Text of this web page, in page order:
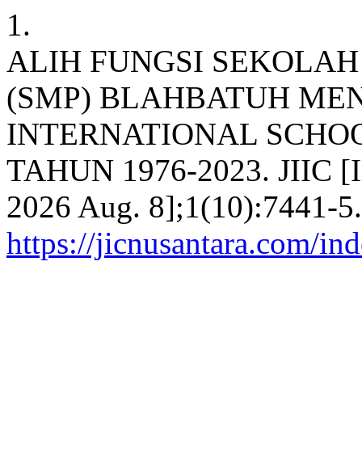
1.
ALIH FUNGSI
(SMP) BLAHBATUH
INTERNATIONAL
TAHUN 1976-2023. JIIC
2026 Aug. 8];1(10):7441-
https://jicnusantara.com/